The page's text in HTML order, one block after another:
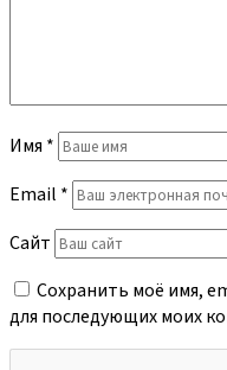
Имя *
Email *
Сайт
Сохранить моё имя,
для последующих моих